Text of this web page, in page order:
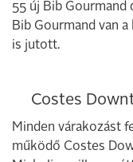
55 új Bib
Bib Gourmand van
is jutott.
Costes
Minden várakozást
működő Costes